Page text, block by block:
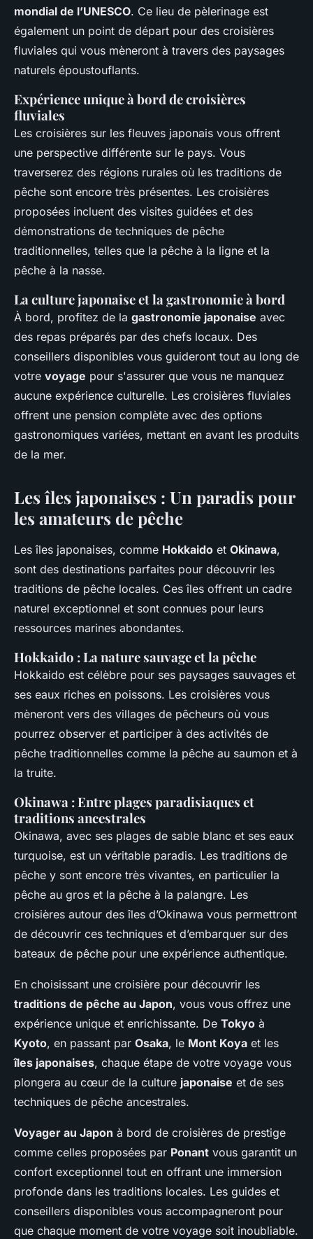
mondial de l’UNESCO. Ce lieu de pèlerinage est
également un point de départ pour des croisières
fluviales qui vous mèneront à travers des paysages
naturels époustouflants.
Expérience unique à bord de croisières
fluviales
Les croisières sur les fleuves japonais vous offrent
une perspective différente sur le pays. Vous
traverserez des régions rurales où les traditions de
pêche sont encore très présentes. Les croisières
proposées incluent des visites guidées et des
démonstrations de techniques de pêche
traditionnelles, telles que la pêche à la ligne et la
pêche à la nasse.
La culture japonaise et la gastronomie à bord
À bord, profitez de la gastronomie japonaise avec
des repas préparés par des chefs locaux. Des
conseillers disponibles vous guideront tout au long de
votre voyage pour s'assurer que vous ne manquez
aucune expérience culturelle. Les croisières fluviales
offrent une pension complète avec des options
gastronomiques variées, mettant en avant les produits
de la mer.
Les îles japonaises : Un paradis pour
les amateurs de pêche
Les îles japonaises, comme Hokkaido et Okinawa,
sont des destinations parfaites pour découvrir les
traditions de pêche locales. Ces îles offrent un cadre
naturel exceptionnel et sont connues pour leurs
ressources marines abondantes.
Hokkaido : La nature sauvage et la pêche
Hokkaido est célèbre pour ses paysages sauvages et
ses eaux riches en poissons. Les croisières vous
mèneront vers des villages de pêcheurs où vous
pourrez observer et participer à des activités de
pêche traditionnelles comme la pêche au saumon et à
la truite.
Okinawa : Entre plages paradisiaques et
traditions ancestrales
Okinawa, avec ses plages de sable blanc et ses eaux
turquoise, est un véritable paradis. Les traditions de
pêche y sont encore très vivantes, en particulier la
pêche au gros et la pêche à la palangre. Les
croisières autour des îles d’Okinawa vous permettront
de découvrir ces techniques et d’embarquer sur des
bateaux de pêche pour une expérience authentique.
En choisissant une croisière pour découvrir les
traditions de pêche au Japon, vous vous offrez une
expérience unique et enrichissante. De Tokyo à
Kyoto, en passant par Osaka, le Mont Koya et les
îles japonaises, chaque étape de votre voyage vous
plongera au cœur de la culture japonaise et de ses
techniques de pêche ancestrales.
Voyager au Japon à bord de croisières de prestige
comme celles proposées par Ponant vous garantit un
confort exceptionnel tout en offrant une immersion
profonde dans les traditions locales. Les guides et
conseillers disponibles vous accompagneront pour
que chaque moment de votre voyage soit inoubliable.